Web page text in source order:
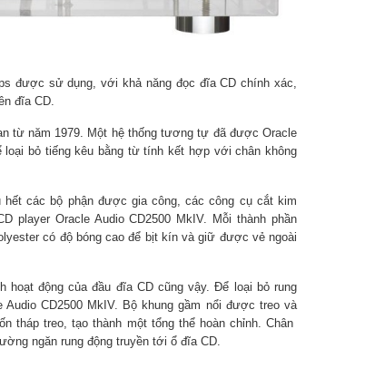
được sử dụng, với khả năng đọc đĩa CD chính xác,
đĩa CD.
từ năm 1979. Một hệ thống tương tự đã được Oracle
loại bỏ tiếng kêu bằng từ tính kết hợp với chân không
các bộ phận được gia công, các công cụ cắt kim
Oracle Audio CD2500 MkIV. Mỗi thành phần
có độ bóng cao để bịt kín và giữ được vẻ ngoài
động của đầu đĩa CD cũng vậy. Để loại bỏ rung
CD2500 MkIV. Bộ khung gầm nổi được treo và
tháp treo, tạo thành một tổng thể hoàn chỉnh. Chân
ngăn rung động truyền tới ổ đĩa CD.